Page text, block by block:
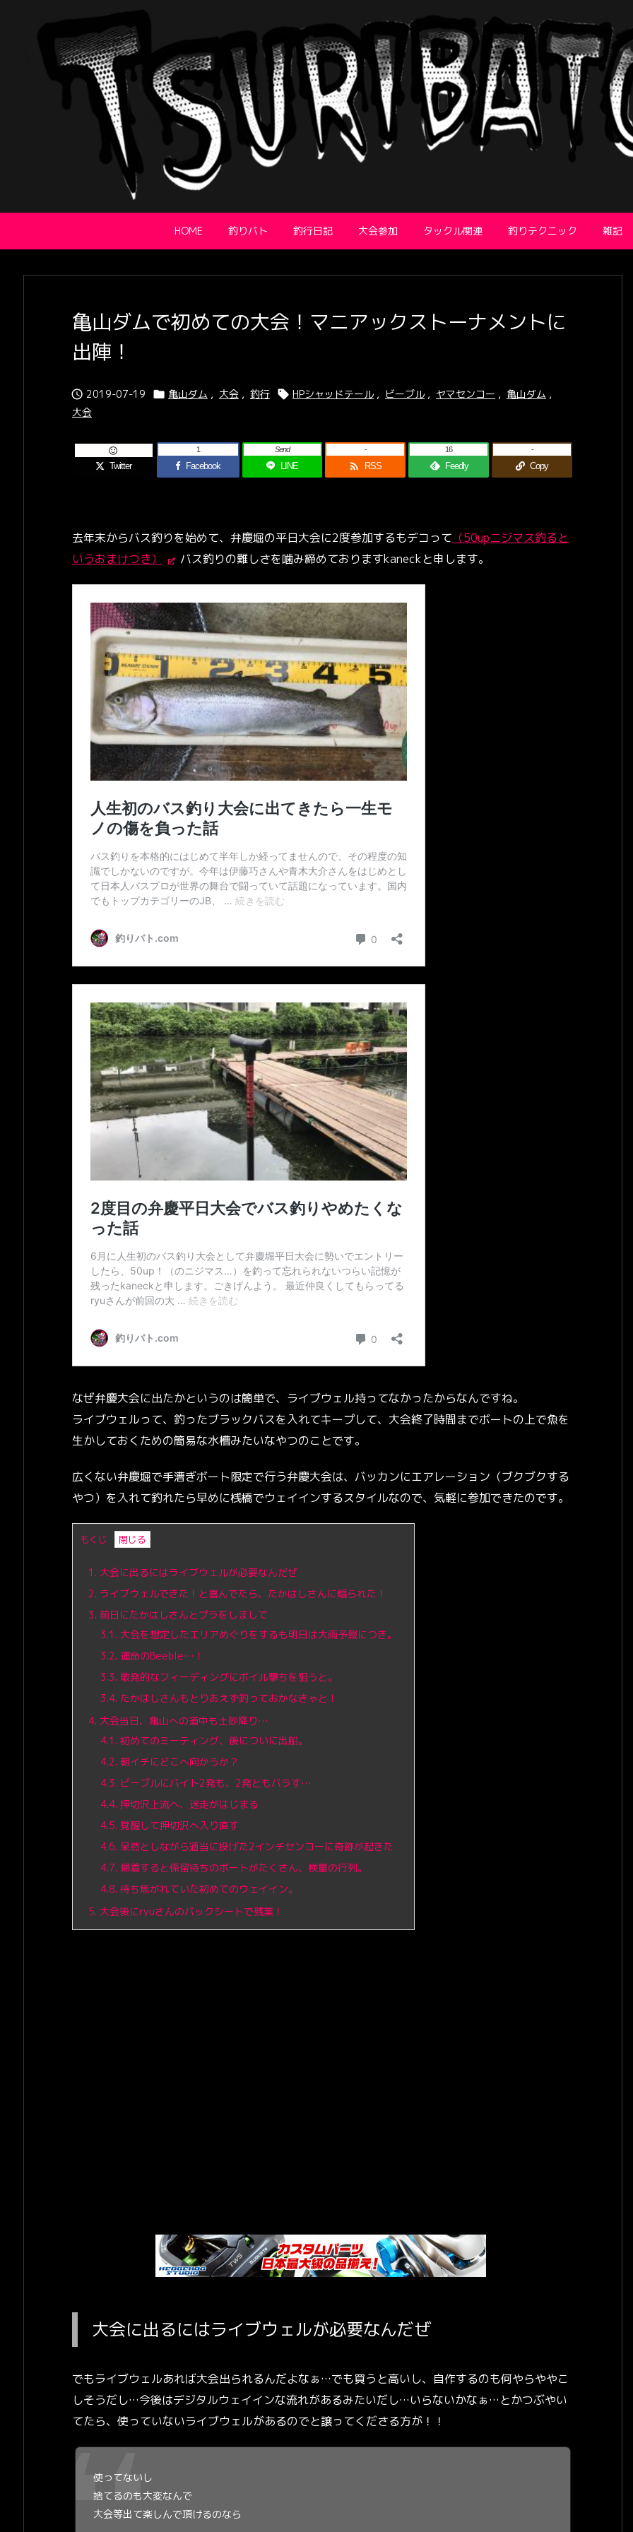
HOME 釣りバト 釣行日記 大会参加 タックル関連 釣りテクニック 雑記
亀山ダムで初めての大会！マニアックストーナメントに
出陣！
 2019-07-19  亀山ダム , 大会 , 釣行  HPシャッドテール , ビーブル , ヤマセンコー , 亀山ダム ,
大会
Twitter

Facebook
1
LINE
Send
 RSS
-
Feedly
16
Copy
-
去年末からバス釣りを始めて、弁慶堀の平日大会に2度参加するもデコって （50upニジマス釣ると
いうおまけつき）
バス釣りの難しさを噛み締めておりますkaneckと申します。
なぜ弁慶大会に出たかというのは簡単で、ライブウェル持ってなかったからなんですね。
ライブウェルって、釣ったブラックバスを入れてキープして、大会終了時間までボートの上で魚を
生かしておくための簡易な水槽みたいなやつのことです。
広くない弁慶堀で手漕ぎボート限定で行う弁慶大会は、バッカンにエアレーション（ブクブクする
やつ）を入れて釣れたら早めに桟橋でウェイインするスタイルなので、気軽に参加できたのです。
もくじ
1. 大会に出るにはライブウェルが必要なんだぜ
2. ライブウェルできた！と喜んでたら、たかはしさんに煽られた！
3. 前日にたかはしさんとプラをしまして
3.1. 大会を想定したエリアめぐりをするも明日は大雨予報につき。
3.2. 運命のBeeble…！
3.3. 散発的なフィーディングにボイル撃ちを狙うと。
3.4. たかはしさんもとりあえず釣っておかなきゃと！
4. 大会当日、亀山への道中も土砂降り…
4.1. 初めてのミーティング、後についに出船。
4.2. 朝イチにどこへ向かうか？
4.3. ビーブルにバイト2発も、2発ともバラす…
4.4. 押切沢上流へ、迷走がはじまる
4.5. 覚醒して押切沢へ入り直す
4.6. 呆然としながら適当に投げた2インチセンコーに奇跡が起きた
4.7. 帰着すると係留待ちのボートがたくさん、検量の行列。
4.8. 待ち焦がれていた初めてのウェイイン。
5. 大会後にryuさんのバックシートで残業！
大会に出るにはライブウェルが必要なんだぜ
でもライブウェルあれば大会出られるんだよなぁ…でも買うと高いし、自作するのも何やらややこ
しそうだし…今後はデジタルウェイインな流れがあるみたいだし…いらないかなぁ…とかつぶやい
てたら、使っていないライブウェルがあるのでと譲ってくださる方が！！
使ってないし
捨てるのも大変なんで
大会等出て楽しんで頂けるのなら